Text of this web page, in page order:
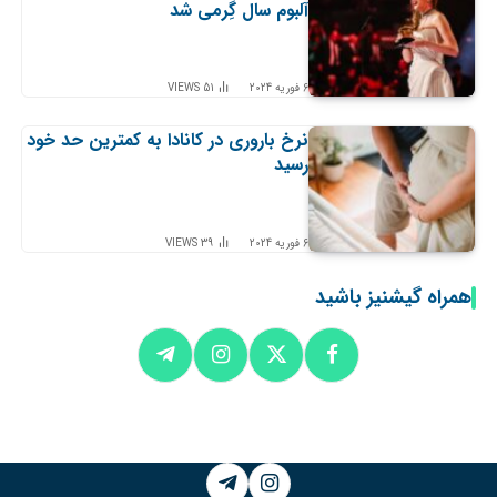
آلبوم سال گِرمی شد
6 فوریه 2024 51
VIEWS
نرخ باروری در کانادا به کمترین حد خود
رسید
6 فوریه 2024 39
VIEWS
همراه گیشنیز باشید